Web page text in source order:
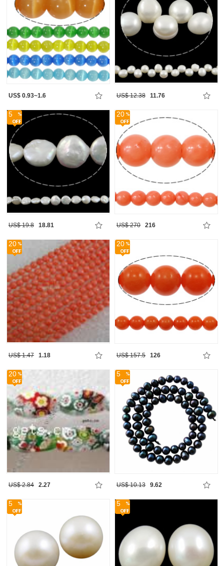
US$ 0.93~1.6 US$ 12.38 11.76
5
US$ 19.8 18.81
20
US$ 270 216
20
US$ 1.47 1.18
20
US$ 157.5 126
20
US$ 2.84 2.27
5
US$ 10.13 9.62
5 5